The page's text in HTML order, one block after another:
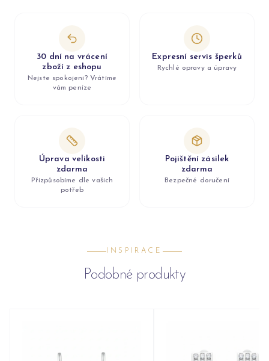
30 dní na vrácení
zboží z eshopu
Nejste spokojeni? Vrátíme
vám peníze
Expresní servis šperků
Rychlé opravy a úpravy
Úprava velikosti
zdarma
Přizpůsobíme dle vašich
potřeb
Pojištění zásilek
zdarma
Bezpečné doručení
INSPIRACE
Podobné produkty